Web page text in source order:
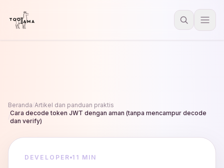
Beranda Artikel dan panduan praktis
Cara decode token JWT dengan aman (tanpa mencampur decode
dan verify)
DEVELOPER 11 MIN